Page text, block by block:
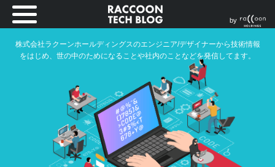
株式会社ラクーンホールディングスのエンジニア/デザイナーから技術情報
をはじめ、世の中のためになることや社内のことなどを発信してます。
by